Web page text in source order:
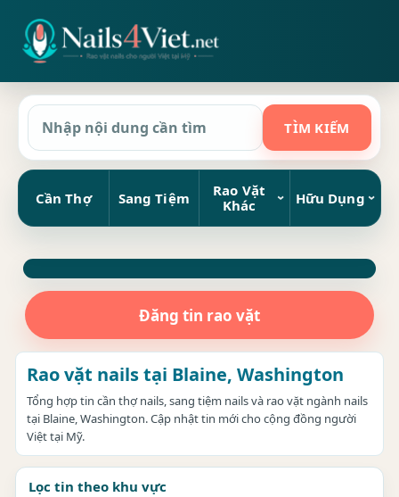
Cần Thợ Sang Tiệm
Rao Vặt
Khác
Hữu Dụng
Đăng tin rao vặt
Rao vặt nails tại Blaine, Washington
Tổng hợp tin cần thợ nails, sang tiệm nails và rao vặt ngành nails
tại Blaine, Washington. Cập nhật tin mới cho cộng đồng người
Việt tại Mỹ.
Lọc tin theo khu vực